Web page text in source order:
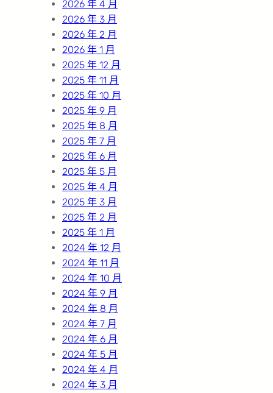
2026 年 4 月
2026 年 3 月
2026 年 2 月
2026 年 1 月
2025 年 12 月
2025 年 11 月
2025 年 10 月
2025 年 9 月
2025 年 8 月
2025 年 7 月
2025 年 6 月
2025 年 5 月
2025 年 4 月
2025 年 3 月
2025 年 2 月
2025 年 1 月
2024 年 12 月
2024 年 11 月
2024 年 10 月
2024 年 9 月
2024 年 8 月
2024 年 7 月
2024 年 6 月
2024 年 5 月
2024 年 4 月
2024 年 3 月